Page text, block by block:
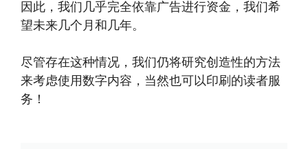
因此，我们几乎完全依靠广告进行资金，我们希
望未来几个月和几年。
尽管存在这种情况，我们仍将研究创造性的方法
来考虑使用数字内容，当然也可以印刷的读者服
务！